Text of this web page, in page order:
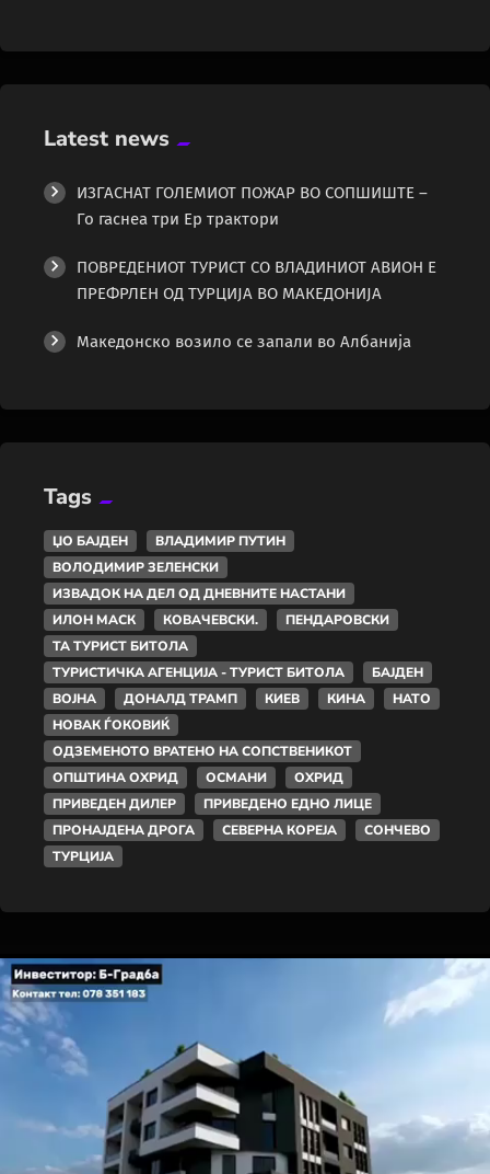
Latest news
ИЗГАСНАТ ГОЛЕМИОТ ПОЖАР ВО СОПШИШТЕ –
Го гаснеа три Ер трактори
ПОВРЕДЕНИОТ ТУРИСТ СО ВЛАДИНИОТ АВИОН Е
ПРЕФРЛЕН ОД ТУРЦИЈА ВО МАКЕДОНИЈА
Македонско возило се запали во Албанија
Tags
ЏО БАЈДЕН
ВЛАДИМИР ПУТИН
ВОЛОДИМИР ЗЕЛЕНСКИ
ИЗВАДОК НА ДЕЛ ОД ДНЕВНИТЕ НАСТАНИ
ИЛОН МАСК
КОВАЧЕВСКИ.
ПЕНДАРОВСКИ
ТА ТУРИСТ БИТОЛА
ТУРИСТИЧКА АГЕНЦИЈА - ТУРИСТ БИТОЛА
БАЈДЕН
ВОЈНА
ДОНАЛД ТРАМП КИЕВ КИНА
НАТО
НОВАК ЃОКОВИЌ
ОДЗЕМЕНОТО ВРАТЕНО НА СОПСТВЕНИКОТ
ОПШТИНА ОХРИД
ОСМАНИ
ОХРИД
ПРИВЕДЕН ДИЛЕР
ПРИВЕДЕНО ЕДНО ЛИЦЕ
ПРОНАЈДЕНА ДРОГА
СЕВЕРНА КОРЕЈА
СОНЧЕВО
ТУРЦИЈА